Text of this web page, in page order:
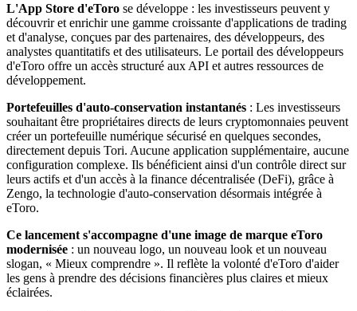
L'App Store d'eToro se développe : les investisseurs peuvent y
découvrir et enrichir une gamme croissante d'applications de trading
et d'analyse, conçues par des partenaires, des développeurs, des
analystes quantitatifs et des utilisateurs. Le portail des développeurs
d'eToro offre un accès structuré aux API et autres ressources de
développement.
Portefeuilles d'auto-conservation instantanés : Les investisseurs
souhaitant être propriétaires directs de leurs cryptomonnaies peuvent
créer un portefeuille numérique sécurisé en quelques secondes,
directement depuis Tori. Aucune application supplémentaire, aucune
configuration complexe. Ils bénéficient ainsi d'un contrôle direct sur
leurs actifs et d'un accès à la finance décentralisée (DeFi), grâce à
Zengo, la technologie d'auto-conservation désormais intégrée à
eToro.
Ce lancement s'accompagne d'une image de marque eToro
modernisée : un nouveau logo, un nouveau look et un nouveau
slogan, « Mieux comprendre ». Il reflète la volonté d'eToro d'aider
les gens à prendre des décisions financières plus claires et mieux
éclairées.